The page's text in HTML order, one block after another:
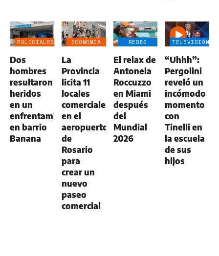
POLICIALES
Dos
hombres
resultaron
heridos
en un
enfrentamiento
en barrio
Banana
ECONOMÍA
La
Provincia
licita 11
locales
comerciales
en el
aeropuerto
de
Rosario
para
crear un
nuevo
paseo
comercial
REDES
El relax de
Antonela
Roccuzzo
en Miami
después
del
Mundial
2026
TELEVISIÓN
“Uhhh”:
Pergolini
reveló un
incómodo
momento
con
Tinelli en
la escuela
de sus
hijos